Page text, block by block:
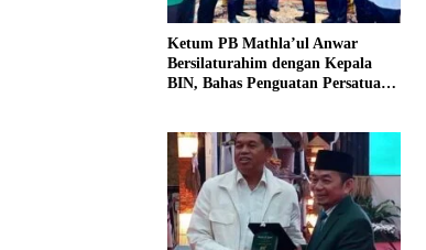
Ketum PB Mathla’ul Anwar
Bersilaturahim dengan Kepala
BIN, Bahas Penguatan Persatuan